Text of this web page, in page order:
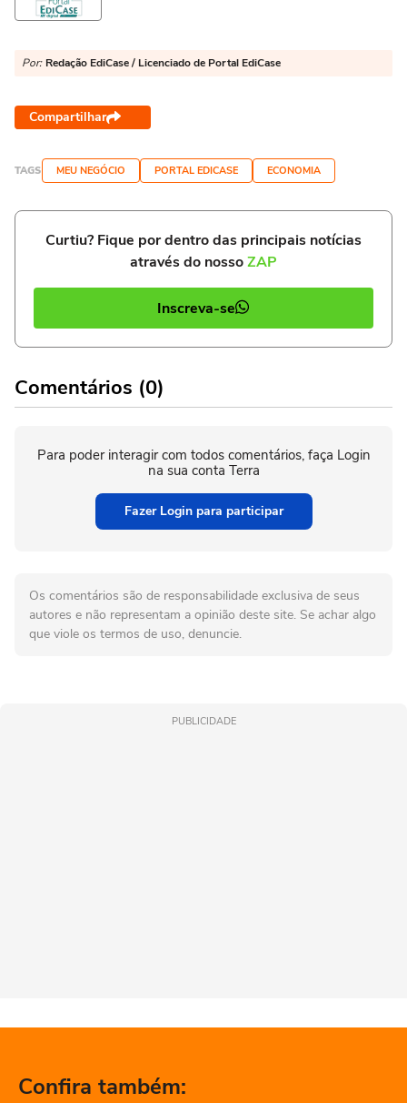
Por: Redação EdiCase / Licenciado de Portal EdiCase
Compartilhar
TAGS MEU NEGÓCIO PORTAL EDICASE ECONOMIA
Curtiu? Fique por dentro das principais notícias
através do nossoZAP
Inscreva-se
Comentários (0)
Para poder interagir com todos comentários, faça Login
na sua conta Terra
Fazer Login para participar
Os comentários são de responsabilidade exclusiva de seus
autores e não representam a opinião deste site. Se achar algo
que viole os termos de uso, denuncie.
PUBLICIDADE
Confira também: